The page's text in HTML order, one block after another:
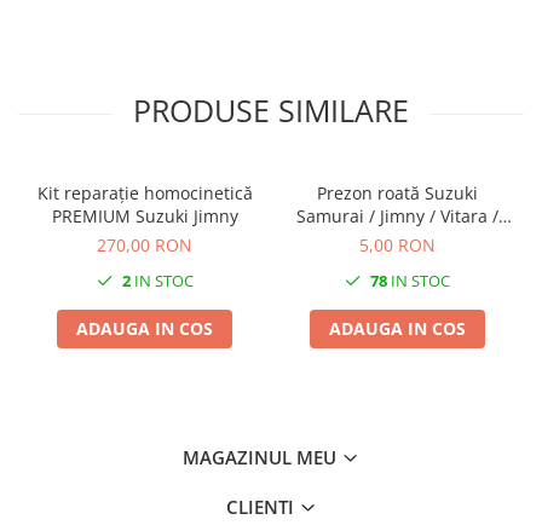
PRODUSE SIMILARE
Kit reparație homocinetică
PREMIUM Suzuki Jimny
270,00 RON
2IN STOC
ADAUGA IN COS
Prezon roată Suzuki
Samurai / Jimny / Vitara /
Grand Vitara I
5,00 RON
78 IN STOC
ADAUGA IN COS
MAGAZINUL MEU
CLIENTI